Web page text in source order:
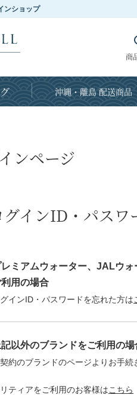
ンショップ
商
沖縄・離島 配送商品
ンページ
グインID・パスワ
レミアムウォーター、JALウ
利用の場合
インID・パスワードを忘れた方は
記以外のブランドをご利用の場
約のブランドのページよりお手続
ティアをご利用のお客様はこちら